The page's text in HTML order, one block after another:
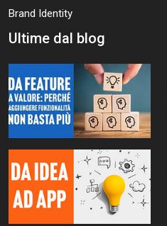
Brand Identity
Ultime dal blog